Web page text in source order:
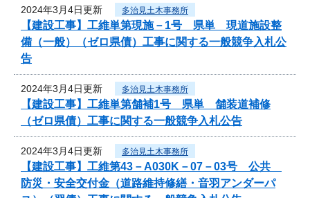
2024年3月4日更新 多治見土木事務所
【建設工事】工維単第現施－1号 県単 現道施設整
備（一般）（ゼロ県債）工事に関する一般競争入札公
告
2024年3月4日更新 多治見土木事務所
【建設工事】工維単第舗補1号 県単 舗装道補修
（ゼロ県債）工事に関する一般競争入札公告
2024年3月4日更新 多治見土木事務所
【建設工事】工維第43－A030K－07－03号 公共
防災・安全交付金（道路維持修繕・音羽アンダーパ